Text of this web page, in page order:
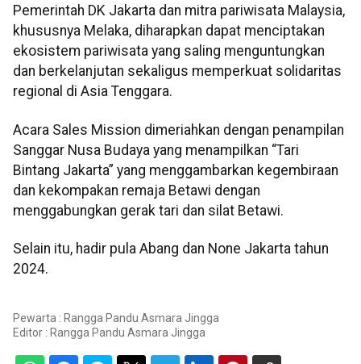
Pemerintah DK Jakarta dan mitra pariwisata Malaysia,
khususnya Melaka, diharapkan dapat menciptakan
ekosistem pariwisata yang saling menguntungkan
dan berkelanjutan sekaligus memperkuat solidaritas
regional di Asia Tenggara.
Acara Sales Mission dimeriahkan dengan penampilan
Sanggar Nusa Budaya yang menampilkan “Tari
Bintang Jakarta” yang menggambarkan kegembiraan
dan kekompakan remaja Betawi dengan
menggabungkan gerak tari dan silat Betawi.
Selain itu, hadir pula Abang dan None Jakarta tahun
2024.
Pewarta : Rangga Pandu Asmara Jingga
Editor : Rangga Pandu Asmara Jingga